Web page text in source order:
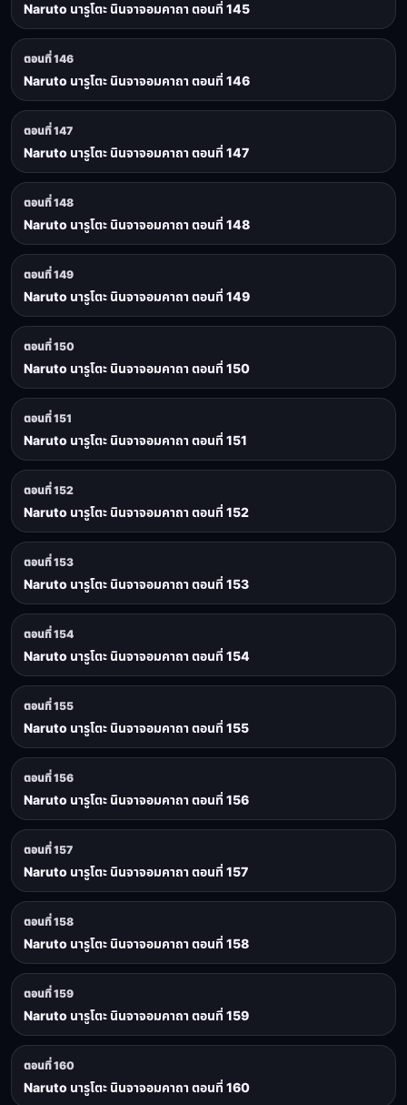
Naruto นารูโตะ นินจาจอมคาถา ตอนที่ 145
ตอนที่ 146
Naruto นารูโตะ นินจาจอมคาถา ตอนที่ 146
ตอนที่ 147
Naruto นารูโตะ นินจาจอมคาถา ตอนที่ 147
ตอนที่ 148
Naruto นารูโตะ นินจาจอมคาถา ตอนที่ 148
ตอนที่ 149
Naruto นารูโตะ นินจาจอมคาถา ตอนที่ 149
ตอนที่ 150
Naruto นารูโตะ นินจาจอมคาถา ตอนที่ 150
ตอนที่ 151
Naruto นารูโตะ นินจาจอมคาถา ตอนที่ 151
ตอนที่ 152
Naruto นารูโตะ นินจาจอมคาถา ตอนที่ 152
ตอนที่ 153
Naruto นารูโตะ นินจาจอมคาถา ตอนที่ 153
ตอนที่ 154
Naruto นารูโตะ นินจาจอมคาถา ตอนที่ 154
ตอนที่ 155
Naruto นารูโตะ นินจาจอมคาถา ตอนที่ 155
ตอนที่ 156
Naruto นารูโตะ นินจาจอมคาถา ตอนที่ 156
ตอนที่ 157
Naruto นารูโตะ นินจาจอมคาถา ตอนที่ 157
ตอนที่ 158
Naruto นารูโตะ นินจาจอมคาถา ตอนที่ 158
ตอนที่ 159
Naruto นารูโตะ นินจาจอมคาถา ตอนที่ 159
ตอนที่ 160
Naruto นารูโตะ นินจาจอมคาถา ตอนที่ 160